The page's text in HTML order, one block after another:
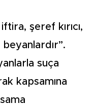
şeref kırıcı,
suça
kapsamına